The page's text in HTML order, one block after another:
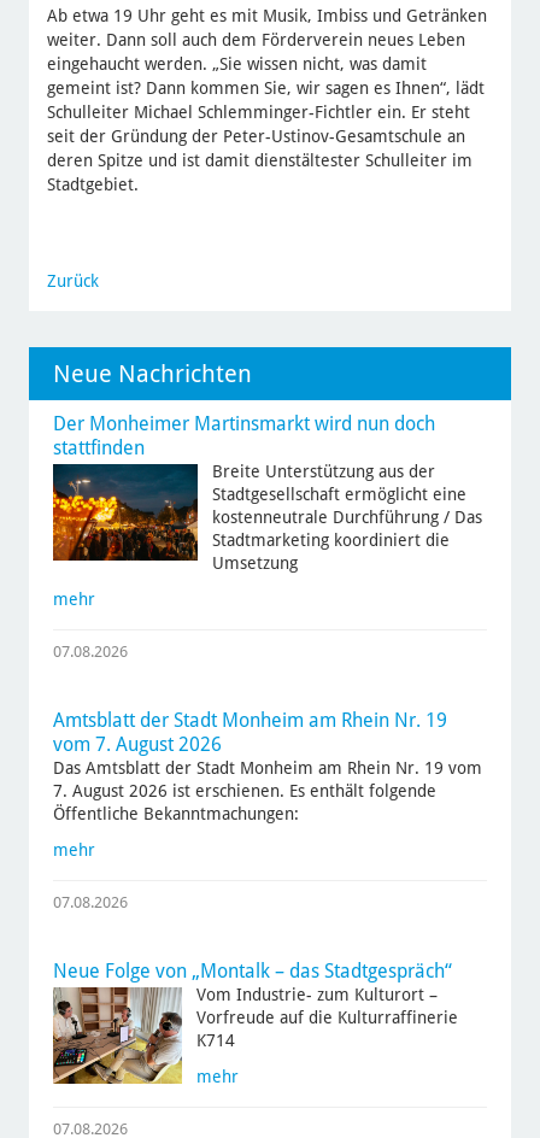
Ab etwa 19 Uhr geht es mit Musik, Imbiss und Getränken
weiter. Dann soll auch dem Förderverein neues Leben
eingehaucht werden. „Sie wissen nicht, was damit
gemeint ist? Dann kommen Sie, wir sagen es Ihnen“, lädt
Schulleiter Michael Schlemminger-Fichtler ein. Er steht
seit der Gründung der Peter-Ustinov-Gesamtschule an
deren Spitze und ist damit dienstältester Schulleiter im
Stadtgebiet.
Zurück
Neue Nachrichten
Der Monheimer Martinsmarkt wird nun doch
stattfinden
Breite Unterstützung aus der
Stadtgesellschaft ermöglicht eine
kostenneutrale Durchführung / Das
Stadtmarketing koordiniert die
Umsetzung
mehr
07.08.2026
Amtsblatt der Stadt Monheim am Rhein Nr. 19
vom 7. August 2026
Das Amtsblatt der Stadt Monheim am Rhein Nr. 19 vom
7. August 2026 ist erschienen. Es enthält folgende
Öffentliche Bekanntmachungen:
mehr
07.08.2026
Neue Folge von „Montalk – das Stadtgespräch“
Vom Industrie- zum Kulturort –
Vorfreude auf die Kulturraffinerie
K714
mehr
07.08.2026